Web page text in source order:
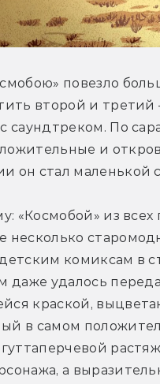
повезло
второй и
саундтреком. По
и
он стал маленькой
«Космобой» из
несколько
комиксам в
даже удалось
краской,
в самом
а